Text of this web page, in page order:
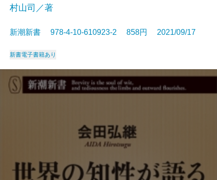
村山司／著
新潮新書 978-4-10-610923-2 858円 2021/09/17
新書電子書籍あり